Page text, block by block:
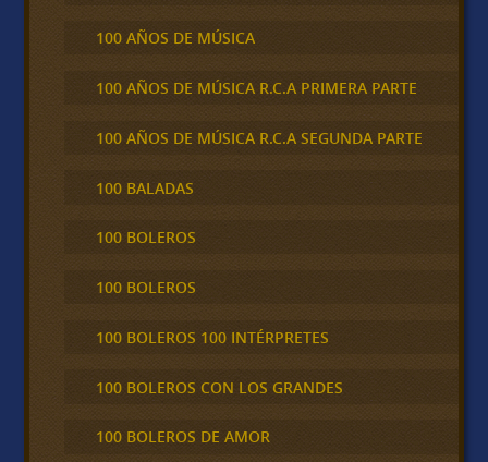
100 AÑOS DE MÚSICA
100 AÑOS DE MÚSICA R.C.A PRIMERA PARTE
100 AÑOS DE MÚSICA R.C.A SEGUNDA PARTE
100 BALADAS
100 BOLEROS
100 BOLEROS
100 BOLEROS 100 INTÉRPRETES
100 BOLEROS CON LOS GRANDES
100 BOLEROS DE AMOR